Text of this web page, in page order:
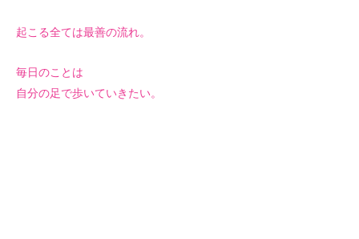
起こる全ては最善の流れ。
毎日のことは
自分の足で歩いていきたい。